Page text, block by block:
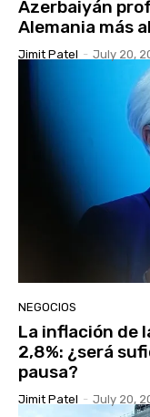
Azerbaiyán
Alemania más
Jimit Patel - July 20,
NEGOCIOS
La inflación de
2,8%: ¿será
pausa?
Jimit Patel - July 20,